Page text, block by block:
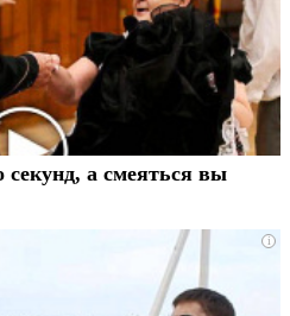
секунд, а смеяться вы
i